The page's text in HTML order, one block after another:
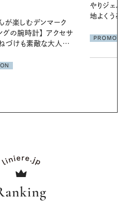
出合う。暑い季節に心
える夜の爽